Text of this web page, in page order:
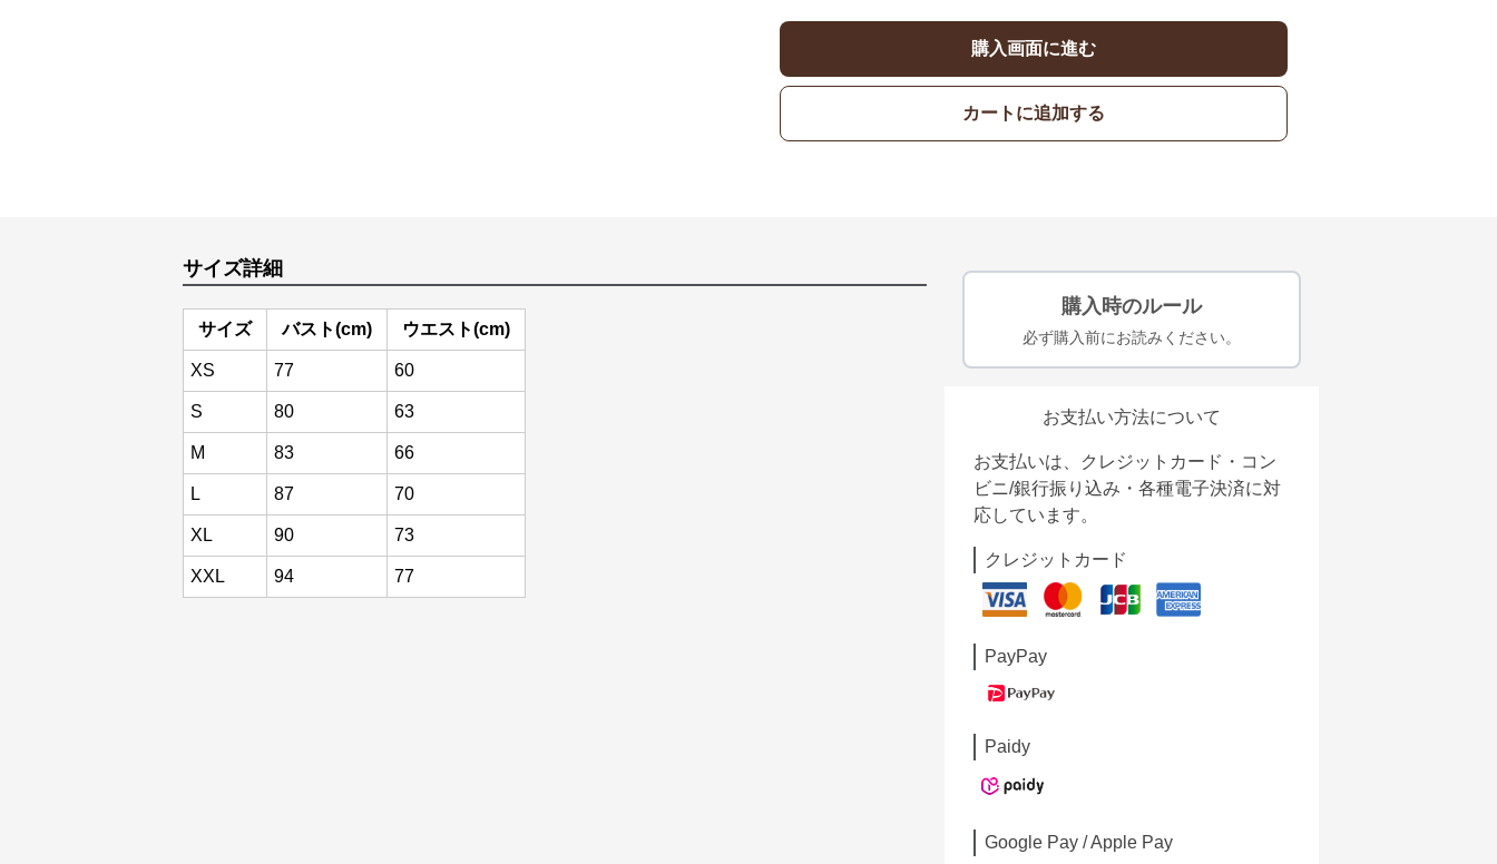
購入画面に進む
カートに追加する
サイズ詳細
サイズ バスト(cm) ウエスト(cm)
XS 77 60
S 80 63
M 83 66
L 87 70
XL 90 73
XXL 94 77
購入時のルール
必ず購入前にお読みください。
お支払い方法について
お支払いは、クレジットカード・コン
ビニ/銀行振り込み・各種電子決済に対
応しています。
クレジットカード
PayPay
Paidy
Google Pay / Apple Pay